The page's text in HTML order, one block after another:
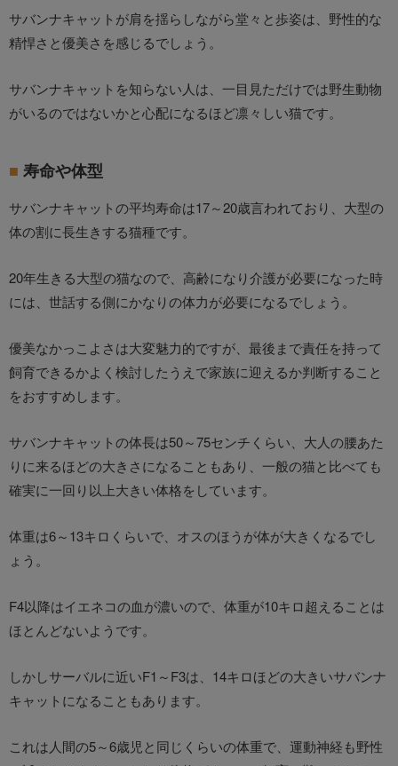
サバンナキャットが肩を揺らしながら堂々と歩姿は、野性的な
精悍さと優美さを感じるでしょう。
サバンナキャットを知らない人は、一目見ただけでは野生動物
がいるのではないかと心配になるほど凛々しい猫です。
寿命や体型
サバンナキャットの平均寿命は17～20歳言われており、大型の
体の割に長生きする猫種です。
20年生きる大型の猫なので、高齢になり介護が必要になった時
には、世話する側にかなりの体力が必要になるでしょう。
優美なかっこよさは大変魅力的ですが、最後まで責任を持って
飼育できるかよく検討したうえで家族に迎えるか判断すること
をおすすめします。
サバンナキャットの体長は50～75センチくらい、大人の腰あた
りに来るほどの大きさになることもあり、一般の猫と比べても
確実に一回り以上大きい体格をしています。
体重は6～13キロくらいで、オスのほうが体が大きくなるでし
ょう。
F4以降はイエネコの血が濃いので、体重が10キロ超えることは
ほとんどないようです。
しかしサーバルに近いF1～F3は、14キロほどの大きいサバンナ
キャットになることもあります。
これは人間の5～6歳児と同じくらいの体重で、運動神経も野性